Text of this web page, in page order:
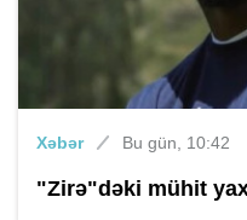
Xəbər Bu gün, 10:42
"Zirə"dəki mühit